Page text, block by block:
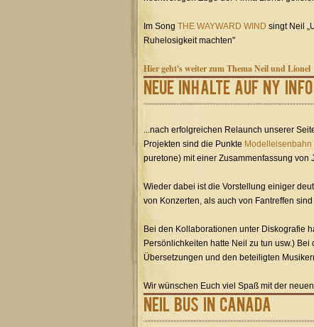
Im Song THE WAYWARD WIND singt Neil
Ruhelosigkeit machten"
Hier geht's weiter zum Thema Neil und Lionel
Neue Inhalte auf NY Info
...nach erfolgreichen Relaunch unserer
Projekten sind die Punkte Modelleisenbahn
puretone) mit einer Zusammenfassung von
Wieder dabei ist die Vorstellung einiger
von Konzerten, als auch von Fantreffen
Bei den Kollaborationen unter Diskografie
Persönlichkeiten hatte Neil zu tun usw.) Bei
Übersetzungen und den beteiligten
Wir wünschen Euch viel Spaß mit der
Neil Bus in Canada